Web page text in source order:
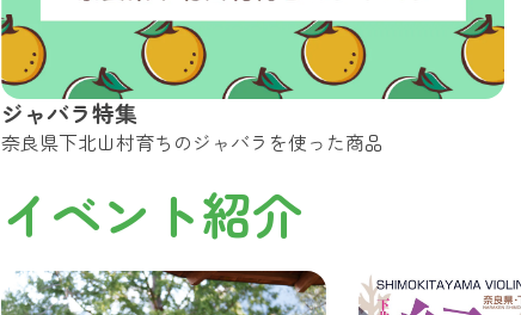
ジャバラ特集
奈良県下北山村育ちのジャバラを使った商品
イベント紹介